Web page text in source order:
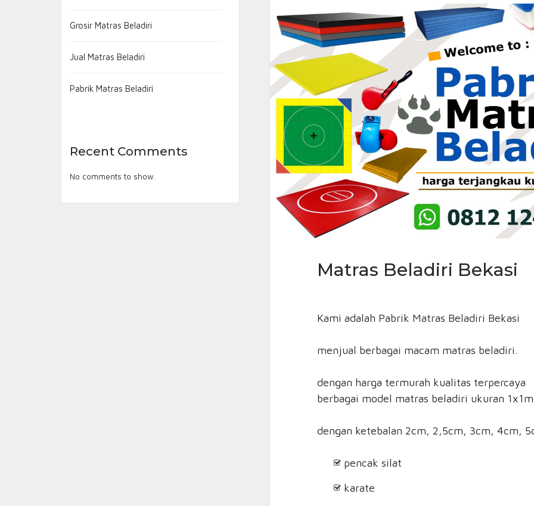
Matras Beladiri Bekasi
Kami adalah Pabrik Matras Beladiri Bekasi
menjual berbagai macam matras beladiri.
dengan harga termurah kualitas terpercaya
berbagai model matras beladiri ukuran
dengan ketebalan 2cm, 2,5cm, 3cm, 4cm,
pencak silat
karate
Grosir Matras Beladiri
Jual Matras Beladiri
Pabrik Matras Beladiri
Recent Comments
No comments to show.